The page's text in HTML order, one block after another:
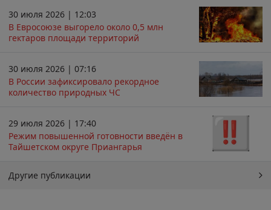
30 июля 2026 | 12:03
В Евросоюзе выгорело около 0,5 млн
гектаров площади территорий
30 июля 2026 | 07:16
В России зафиксировало рекордное
количество природных ЧС
29 июля 2026 | 17:40
Режим повышенной готовности введён в
Тайшетском округе Приангарья
Другие публикации